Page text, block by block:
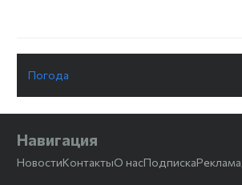
Погода
Навигация
НовостиКонтактыО насПодпискаРеклама